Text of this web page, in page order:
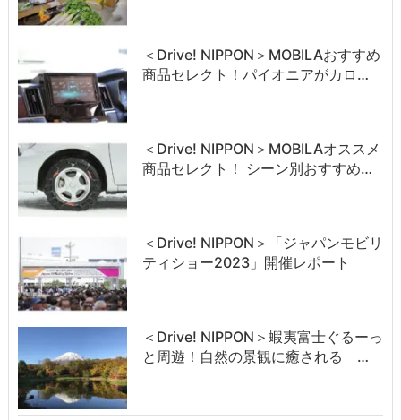
＜Drive! NIPPON＞MOBILAおすすめ
商品セレクト！パイオニアがカロ…
＜Drive! NIPPON＞MOBILAオススメ
商品セレクト！ シーン別おすすめ…
＜Drive! NIPPON＞「ジャパンモビリ
ティショー2023」開催レポート
＜Drive! NIPPON＞蝦夷富士ぐるーっ
と周遊！自然の景観に癒される …